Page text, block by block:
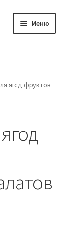
Меню
ягод фруктов